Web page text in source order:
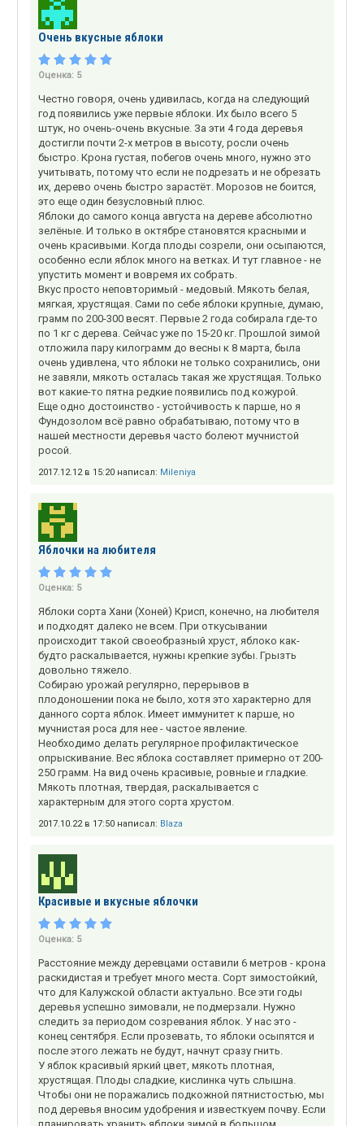
Очень вкусные яблоки
Оценка: 5
Честно говоря, очень удивилась, когда на следующий
год появились уже первые яблоки. Их было всего 5
штук, но очень-очень вкусные. За эти 4 года деревья
достигли почти 2-х метров в высоту, росли очень
быстро. Крона густая, побегов очень много, нужно это
учитывать, потому что если не подрезать и не обрезать
их, дерево очень быстро зарастёт. Морозов не боится,
это еще один безусловный плюс.
Яблоки до самого конца августа на дереве абсолютно
зелёные. И только в октябре становятся красными и
очень красивыми. Когда плоды созрели, они осыпаются,
особенно если яблок много на ветках. И тут главное - не
упустить момент и вовремя их собрать.
Вкус просто неповторимый - медовый. Мякоть белая,
мягкая, хрустящая. Сами по себе яблоки крупные, думаю,
грамм по 200-300 весят. Первые 2 года собирала где-то
по 1 кг с дерева. Сейчас уже по 15-20 кг. Прошлой зимой
отложила пару килограмм до весны к 8 марта, была
очень удивлена, что яблоки не только сохранились, они
не завяли, мякоть осталась такая же хрустящая. Только
вот какие-то пятна редкие появились под кожурой.
Еще одно достоинство - устойчивость к парше, но я
Фундозолом всё равно обрабатываю, потому что в
нашей местности деревья часто болеют мучнистой
росой.
2017.12.12 в 15:20 написал: Mileniya
Яблочки на любителя
Оценка: 5
Яблоки сорта Хани (Хоней) Крисп, конечно, на любителя
и подходят далеко не всем. При откусывании
происходит такой своеобразный хруст, яблоко как-
будто раскалывается, нужны крепкие зубы. Грызть
довольно тяжело.
Собираю урожай регулярно, перерывов в
плодоношении пока не было, хотя это характерно для
данного сорта яблок. Имеет иммунитет к парше, но
мучнистая роса для нее - частое явление.
Необходимо делать регулярное профилактическое
опрыскивание. Вес яблока составляет примерно от 200-
250 грамм. На вид очень красивые, ровные и гладкие.
Мякоть плотная, твердая, раскалывается с
характерным для этого сорта хрустом.
2017.10.22 в 17:50 написал: Blaza
Красивые и вкусные яблочки
Оценка: 5
Расстояние между деревцами оставили 6 метров - крона
раскидистая и требует много места. Сорт зимостойкий,
что для Калужской области актуально. Все эти годы
деревья успешно зимовали, не подмерзали. Нужно
следить за периодом созревания яблок. У нас это -
конец сентября. Если прозевать, то яблоки осыпятся и
после этого лежать не будут, начнут сразу гнить.
У яблок красивый яркий цвет, мякоть плотная,
хрустящая. Плоды сладкие, кислинка чуть слышна.
Чтобы они не поражались подкожной пятнистостью, мы
под деревья вносим удобрения и известкуем почву. Если